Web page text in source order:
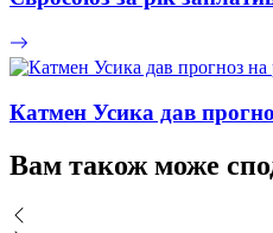
Катмен Усика дав
Вам також може